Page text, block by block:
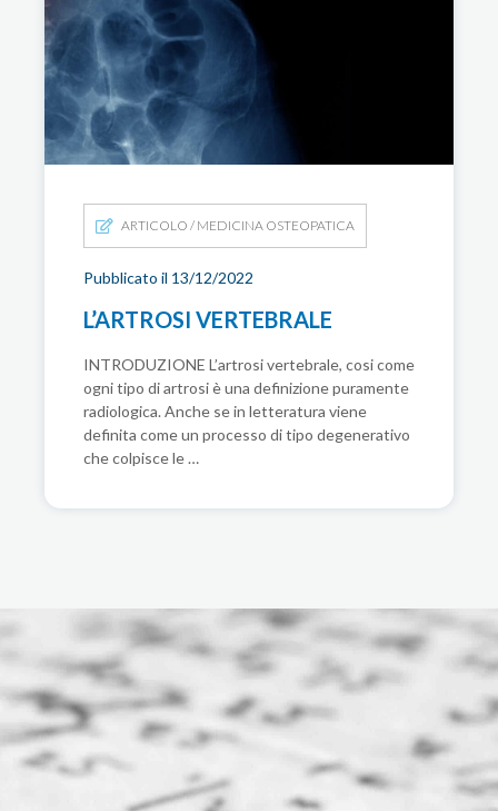
ARTICOLO / MEDICINA OSTEOPATICA
Pubblicato il 13/12/2022
L’ARTROSI VERTEBRALE
INTRODUZIONE L’artrosi vertebrale, cosi come
ogni tipo di artrosi è una definizione puramente
radiologica. Anche se in letteratura viene
definita come un processo di tipo degenerativo
che colpisce le …